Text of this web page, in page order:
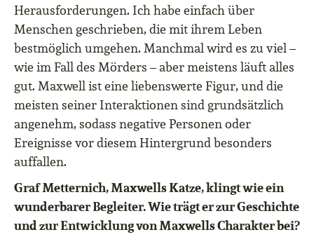
Herausforderungen. Ich habe einfach über
Menschen geschrieben, die mit ihrem Leben
bestmöglich umgehen. Manchmal wird es zu viel –
wie im Fall des Mörders – aber meistens läuft alles
gut. Maxwell ist eine liebenswerte Figur, und die
meisten seiner Interaktionen sind grundsätzlich
angenehm, sodass negative Personen oder
Ereignisse vor diesem Hintergrund besonders
auffallen.
Graf Metternich, Maxwells Katze, klingt wie ein
wunderbarer Begleiter. Wie trägt er zur Geschichte
und zur Entwicklung von Maxwells Charakter bei?